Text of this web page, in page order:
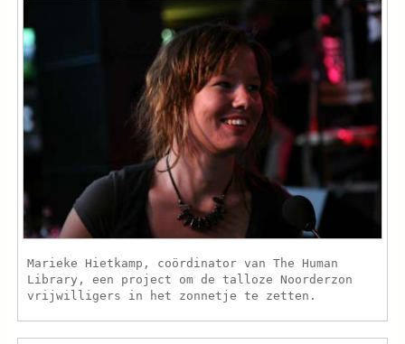
Marieke Hietkamp, coördinator van The Human
Library, een project om de talloze Noorderzon
vrijwilligers in het zonnetje te zetten.